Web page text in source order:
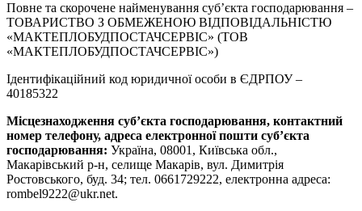
Повне та скорочене найменування суб’єкта господарювання –
ТОВАРИСТВО З ОБМЕЖЕНОЮ ВІДПОВІДАЛЬНІСТЮ
«МАКТЕПЛОБУДПОСТАЧСЕРВІС» (ТОВ
«МАКТЕПЛОБУДПОСТАЧСЕРВІС»)
Ідентифікаційний код юридичної особи в ЄДРПОУ –
40185322
Місцезнаходження суб’єкта господарювання, контактний
номер телефону, адреса електронної пошти суб’єкта
господарювання: Україна, 08001, Київська обл.,
Макарівський р-н, селище Макарів, вул. Димитрія
Ростовського, буд. 34; тел. 0661729222, електронна адреса:
rombel9222@ukr.net.